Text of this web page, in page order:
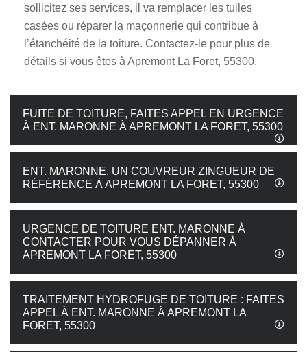
sollicitez ses services, il va remplacer les tuiles
casées ou réparer la maçonnerie qui contribue à
l’étanchéité de la toiture. Contactez-le pour plus de
détails si vous êtes à Apremont La Foret, 55300.
FUITE DE TOITURE, FAITES APPEL EN URGENCE
À ENT. MARONNE À APREMONT LA FORET, 55300
ENT. MARONNE, UN COUVREUR ZINGUEUR DE
RÉFÉRENCE À APREMONT LA FORET, 55300
URGENCE DE TOITURE ENT. MARONNE À
CONTACTER POUR VOUS DÉPANNER À
APREMONT LA FORET, 55300
TRAITEMENT HYDROFUGE DE TOITURE : FAITES
APPEL À ENT. MARONNE À APREMONT LA
FORET, 55300